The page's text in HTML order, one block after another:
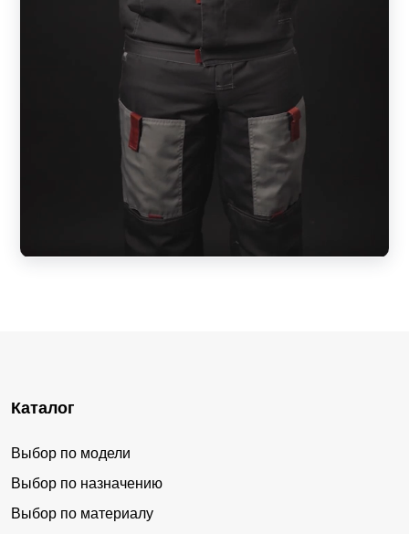
Каталог
Выбор по модели
Выбор по назначению
Выбор по материалу